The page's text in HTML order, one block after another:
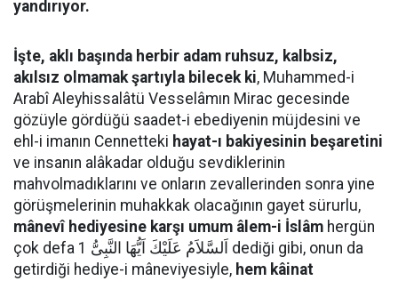
yandırıyor.
İşte, aklı başında herbir adam ruhsuz, kalbsiz,
akılsız olmamak şartıyla bilecek ki, Muhammed-i
Arabî Aleyhissalâtü Vesselâmın Mirac gecesinde
gözüyle gördüğü saadet-i ebediyenin müjdesini ve
ehl-i imanın Cennetteki hayat-ı bakiyesinin beşaretini
ve insanın alâkadar olduğu sevdiklerinin
mahvolmadıklarını ve onların zevallerinden sonra yine
görüşmelerinin muhakkak olacağının gayet sürurlu,
mânevî hediyesine karşı umum âlem-i İslâm hergün
çok defa اَلسَّلاَمُ عَلَيْكَ اَيُّهَا النَّبِىُّ 1 dediği gibi, onun da
getirdiği hediye-i mâneviyesiyle, hem kâinat